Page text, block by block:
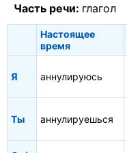
Часть речи: глагол
Настоящее
время
Я аннулируюсь
Ты аннулируешься